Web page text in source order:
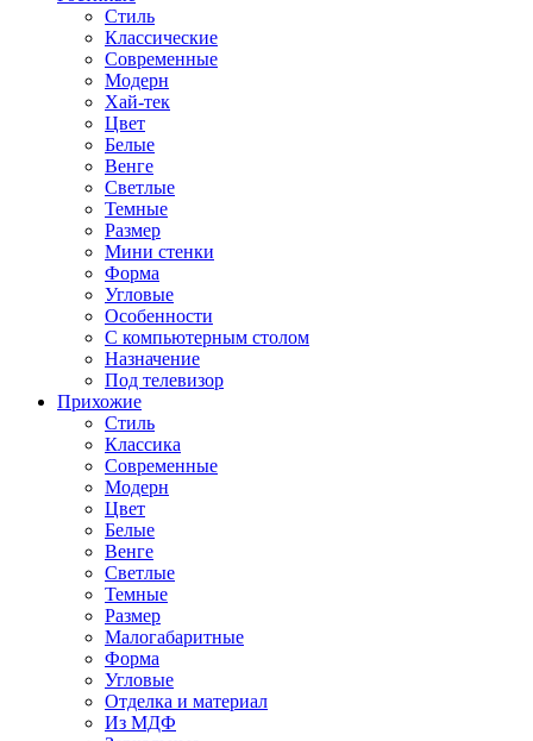
Стиль
Классические
Современные
Модерн
Хай-тек
Цвет
Белые
Венге
Светлые
Темные
Размер
Мини стенки
Форма
Угловые
Особенности
С компьютерным столом
Назначение
Под телевизор
Прихожие
Стиль
Классика
Современные
Модерн
Цвет
Белые
Венге
Светлые
Темные
Размер
Малогабаритные
Форма
Угловые
Отделка и материал
Из МДФ